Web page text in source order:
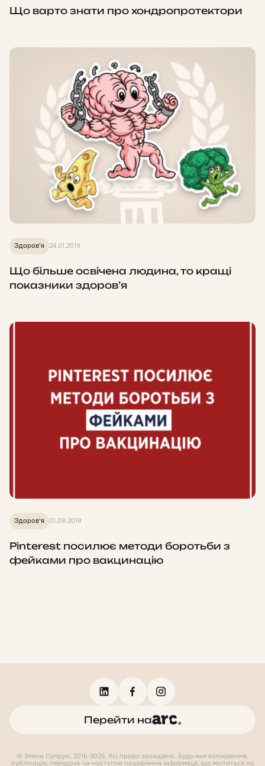
Що варто знати про хондропротектори
Здоров'я 24.01.2019
Що більше освічена людина, то кращі
показники здоров’я
Здоров'я 01.09.2019
Pinterest посилює методи боротьби з
фейками про вакцинацію
Перейти на
© Уляна Супрун, 2016-2025. Усі права захищено. Будь-яке копіювання,
публікація, передрук чи наступне поширення інформації, що міститься на